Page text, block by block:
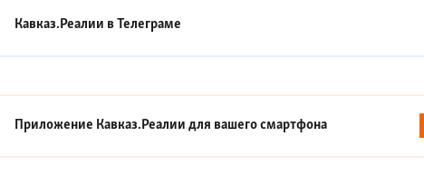
Кавказ.Реалии вТелеграме
Приложение Кавказ.Реалии для вашего смартфона